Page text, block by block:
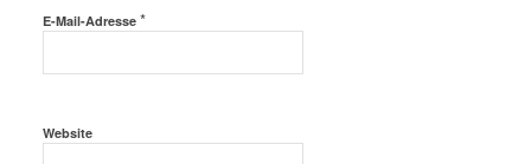
E-Mail-Adresse *
Website